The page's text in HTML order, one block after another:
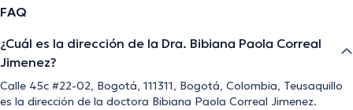
FAQ
¿Cuál es la dirección de la Dra. Bibiana Paola Correal
Jimenez?
Calle 45c #22-02, Bogotá, 111311, Bogotá, Colombia, Teusaquillo
es la dirección de la doctora Bibiana Paola Correal Jimenez.